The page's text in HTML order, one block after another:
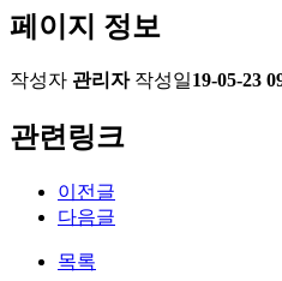
페이지 정보
작성자 관리자 작성일19-05-23
관련링크
이전글
다음글
목록